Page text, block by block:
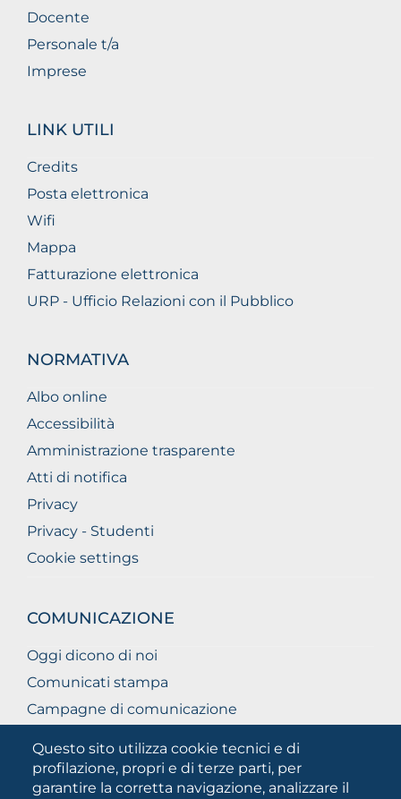
Questo sito utilizza cookie tecnici e di
profilazione, propri e di terze parti, per
garantire la corretta navigazione, analizzare il
Docente
Personale t/a
Imprese
LINK UTILI
Credits
Posta elettronica
Wifi
Mappa
Fatturazione elettronica
URP - Ufficio Relazioni con il Pubblico
NORMATIVA
Albo online
Accessibilità
Amministrazione trasparente
Atti di notifica
Privacy
Privacy - Studenti
Cookie settings
COMUNICAZIONE
Oggi dicono di noi
Comunicati stampa
Campagne di comunicazione
Unifg Mag
Manuale di identità visiva